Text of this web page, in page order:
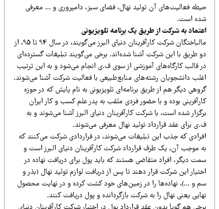
فعالیت‌های آن تولید نهال، فضای سبز، دامپروری و … معرفی
است.
به شرکت از طریق یک برنامه تلویزیونی
مالباختگان شرکت کارآفرینان دنیای البرز می‌گویند، در سال 94 تا 95، از
طریق با این شرکت آشنا شده‌اند. برخی می‌گویند تبلیغات گسترده‌ای
قالب کارگاه‌های آموزشی از سوی ف.ی انجام می‌شود و به این ترتیب
دانشجویان رشته‌های منابع‌طبیعی با فعالیت شرکت آشنا می‌شوند.
دیگر هم از طریق برنامه‌ای تلویزیونی به نام پایش که در حوزه
بوده و با حضور فردی ملقب به پدر علم کسب و کار ایران
برگزار شده است، با شرکت کارآفرینان دنیای البرز آشنا می‌‎شوند و به
برای عقد قرارداد تولید نهال معرفی می‌شوند.
که جذب این تبلیغات می‌شوند، در قراردادی شرکت می‌کنند که
موجب آن، یک طرف قرارداد شرکت کارآفرینان دنیای البرز است و
دیگر، افراد متقاضی هستند که باید پول برای دریافت نهاده در
این شرکت قرار دهند تا پس از دریافت لوازم تولید نهال (بذر و
و …)، نهاده‌ها را در زمین‌های خود کشت کرده و در نهایت محصول
یعنی نهال را به شرکت بازگردانده و پول دریافت کنند.